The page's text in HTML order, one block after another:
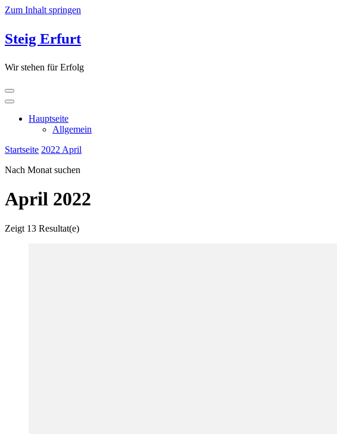
Zum Inhalt springen
Steig Erfurt
Wir stehen für Erfolg
Hauptseite
Allgemein
Startseite 2022 April
Nach Monat suchen
April 2022
Zeigt 13 Resultat(e)